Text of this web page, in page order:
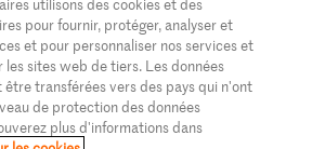
& contact
pour fournir, protéger, analyser et
et pour personnaliser nos services et
les sites web de tiers. Les données
transférées vers des pays qui n'ont
de protection des données
plus d'informations dans